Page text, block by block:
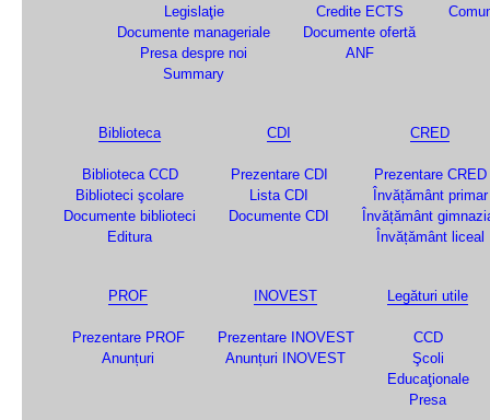
Legislaţie
Documente manageriale
Presa despre noi
Summary
Credite ECTS
Documente ofertă
ANF
Biblioteca
Biblioteca CCD
Biblioteci şcolare
Documente biblioteci
Editura
CDI
Prezentare CDI
Lista CDI
Documente CDI
CRED
Prezentare CRED
Învățământ primar
Învățământ
Învățământ liceal
PROF
Prezentare PROF
Anunțuri
INOVEST
Prezentare INOVEST
Anunțuri INOVEST
Legături utile
CCD
Şcoli
Educaţionale
Presa